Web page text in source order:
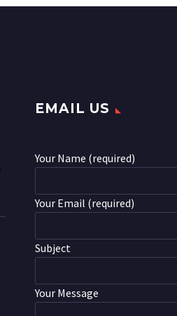
EMAIL US
Your Name (required)
Your Email (required)
Subject
Your Message